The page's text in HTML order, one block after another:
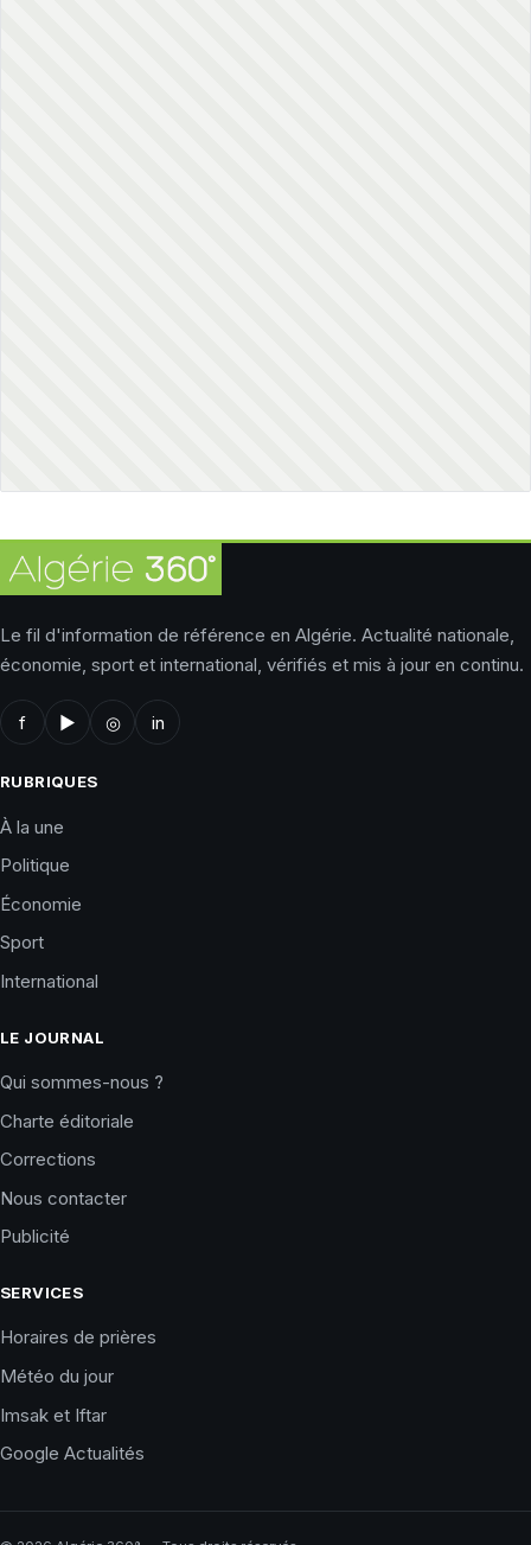
Le fil d'information de référence en Algérie. Actualité nationale,
économie, sport et international, vérifiés et mis à jour en continu.
f ▶ ◎ in
RUBRIQUES
À la une
Politique
Économie
Sport
International
LE JOURNAL
Qui sommes-nous ?
Charte éditoriale
Corrections
Nous contacter
Publicité
SERVICES
Horaires de prières
Météo du jour
Imsak et Iftar
Google Actualités